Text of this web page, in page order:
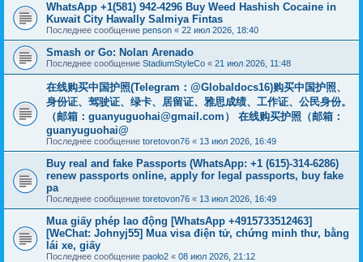
WhatsApp +1(581) 942-4296 Buy Weed Hashish Cocaine in
Kuwait City Hawally Salmiya Fintas
Последнее сообщение penson « 22 июл 2026, 18:40
Smash or Go: Nolan Arenado
Последнее сообщение StadiumStyleCo « 21 июл 2026, 11:48
在线购买中国护照(Telegram：@Globaldocs16)购买中国护照、
身份证、驾驶证、绿卡、居留证、雅思成绩、工作证、公民身份。
（邮箱： guanyuguohai@gmail.com ） 在线购买护照（邮箱：
guanyuguohai@
Последнее сообщение toretovon76 « 13 июл 2026, 16:49
Buy real and fake Passports (WhatsApp: +1 (615)-314-6286)
renew passports online, apply for legal passports, buy fake
pa
Последнее сообщение toretovon76 « 13 июл 2026, 16:49
Mua giấy phép lao động [WhatsApp +4915733512463]
[WeChat: Johnyj55] Mua visa điện tử, chứng minh thư, bằng
lái xe, giấy
Последнее сообщение paolo2 « 08 июл 2026, 21:12